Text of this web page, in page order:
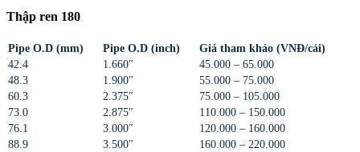
Thập ren 180
Pipe O.D (mm) Pipe O.D (inch)
Giá tham khảo (VNĐ/cái)
42.4
1.660″
45.000 – 65.000
48.3
1.900″
55.000 – 75.000
60.3
2.375″
75.000 – 105.000
73.0
2.875″
110.000 – 150.000
76.1
3.000″
120.000 – 160.000
88.9
3.500″
160.000 – 220.000